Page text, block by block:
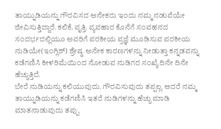
ತಾಯ್ನುಡಿಯನ್ನು ಗೌರವಿಸದ ಅನೇಕರು ಇಂದು ನಮ್ಮ ನಡುವೆಯೇ
ಜೀವಿಸುತ್ತಿದ್ದಾರೆ. ಕಲಿಕೆ, ವೃತ್ತಿ, ವ್ಯವಹಾರ ಕೊನೆಗೆ ಸಂವಹನದ
ಸಂದರ್ಭದಲ್ಲಿಯೂ ಅವರಿಗೆ ಪರಕೀಯ ಪ್ರಜ್ಞೆ ಮೂಡಿಸುವ ಪರಕೀಯ
ನುಡಿಯೇ(ಇಂಗ್ಲಿಶ್) ಶ್ರೇಷ್ಠ. ಅನೇಕ ಕಾರಣಗಳನ್ನು ನೀಡುತ್ತಾ ಕನ್ನಡವನ್ನು
ಕಡೆಗಣಿಸಿ ಕೀಳರಿಮೆಯಿಂದ ನೋಡುವ ನುಡಿಗರ ಸಂಖ್ಯೆ ದಿನೇ ದಿನೇ
ಹೆಚ್ಚುತ್ತಿದೆ.
ಬೇರೆ ನುಡಿಯನ್ನು ಕಲಿಯುವುದು, ಗೌರವಿಸುವುದು ತಪ್ಪಲ್ಲ. ಆದರೆ ನಮ್ಮ
ತಾಯ್ನುಡಿಯನ್ನು ಕಡೆಗಣಿಸಿ ಇತರೆ ನುಡಿಗಳನ್ನು ಹೆಚ್ಚು ಮಾಡಿ
ಮಾತನಾಡುವುದು ತಪ್ಪು.